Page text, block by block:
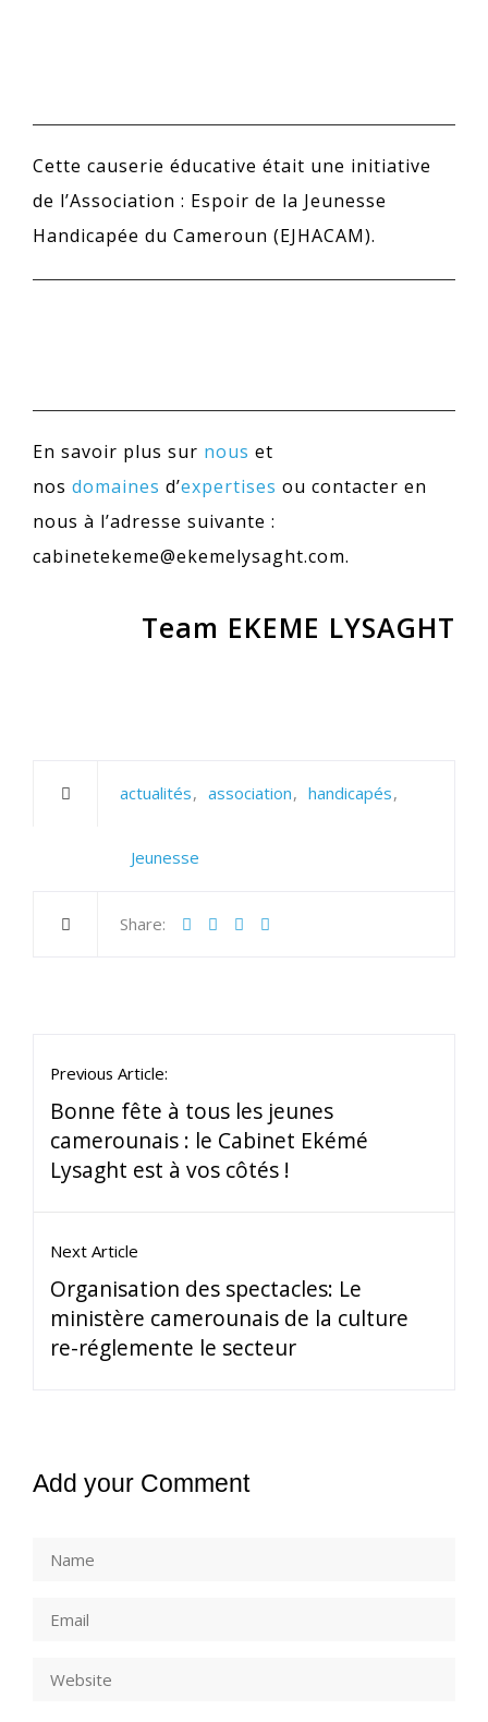
Cette causerie éducative était une initiative
de l’Association : Espoir de la Jeunesse
Handicapée du Cameroun (EJHACAM).
En savoir plus sur nous et
nos domaines d’expertises ou contacter en
nous à l’adresse suivante :
cabinetekeme@ekemelysaght.com.
Team EKEME LYSAGHT
actualités association handicapés
Jeunesse
Share:
Previous Article:
Bonne fête à tous les jeunes
camerounais : le Cabinet Ekémé
Lysaght est à vos côtés !
Next Article
Organisation des spectacles: Le
ministère camerounais de la culture
re-réglemente le secteur
Add your Comment